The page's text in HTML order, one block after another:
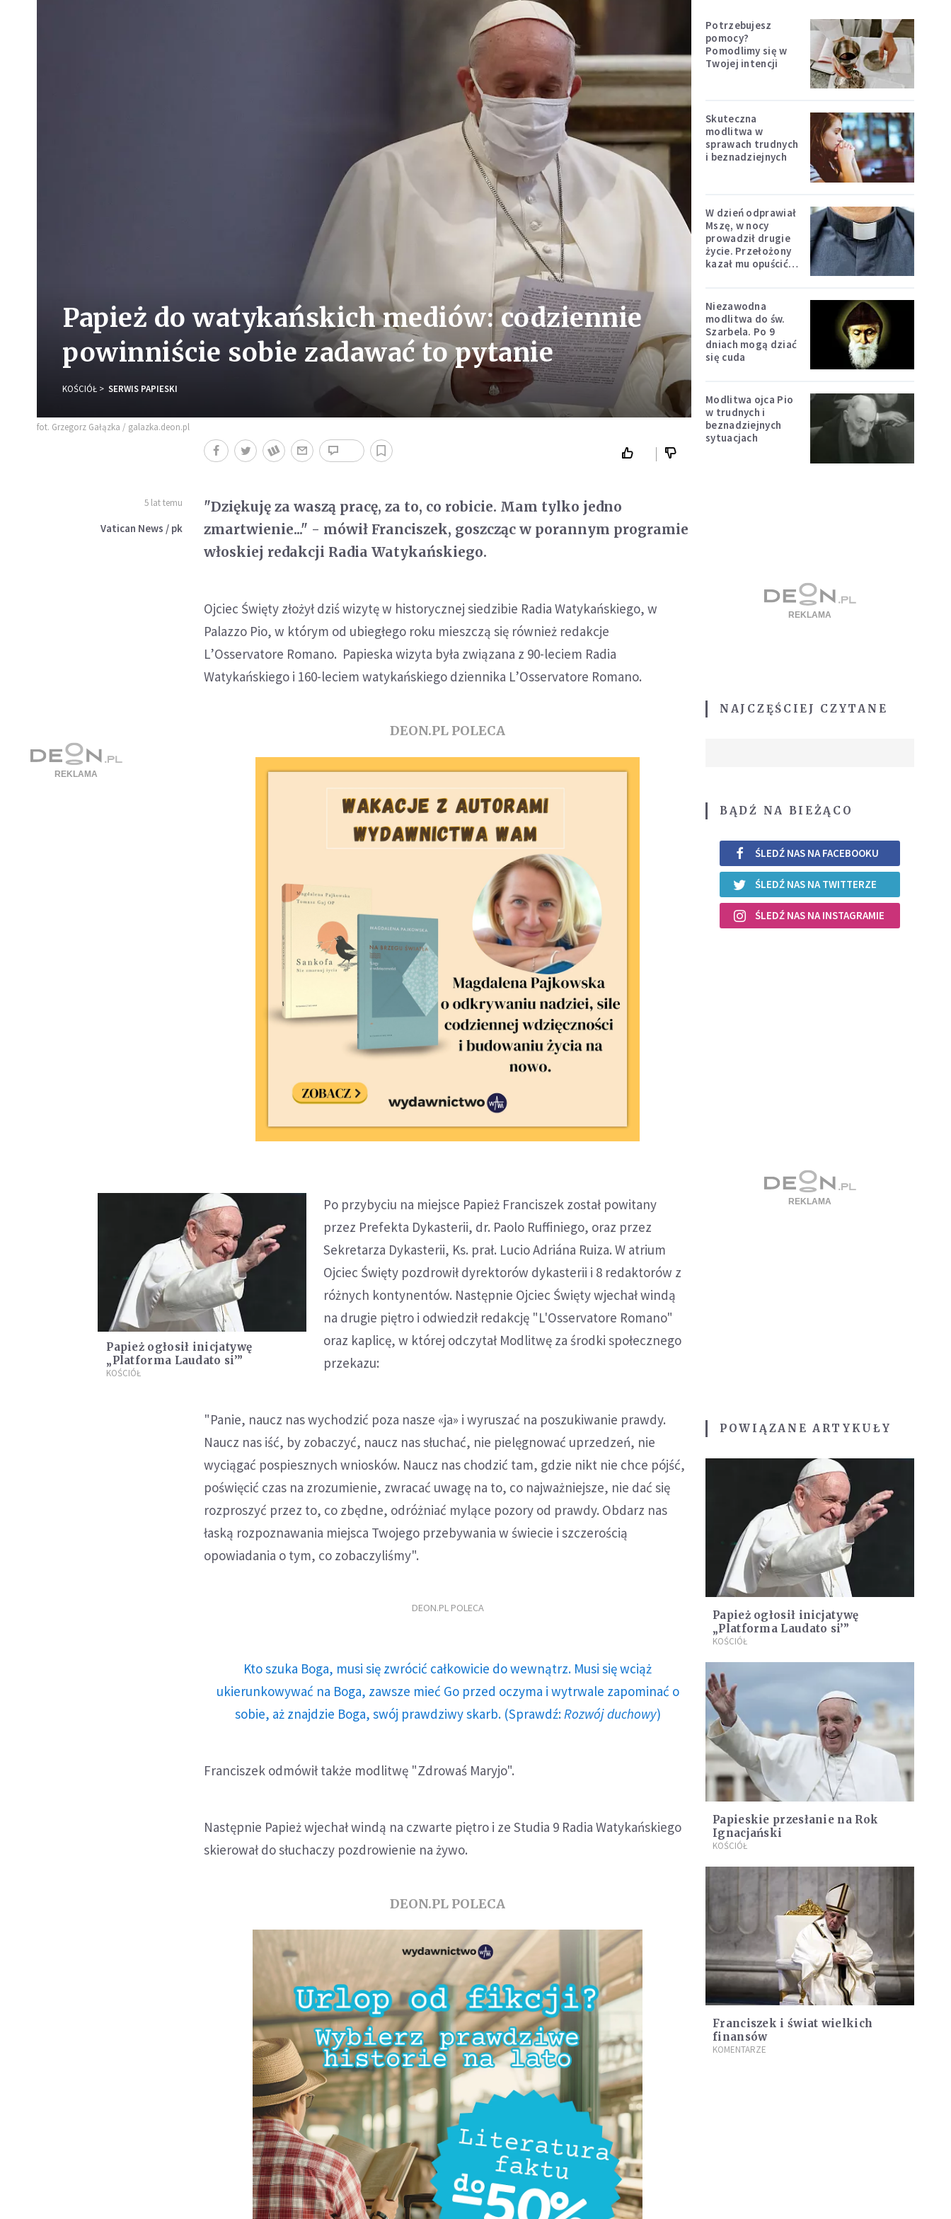
Papież do watykańskich mediów: codziennie
powinniście sobie zadawać to pytanie
KOŚCIÓŁ SERWIS PAPIESKI
fot. Grzegorz Gałązka / galazka.deon.pl
5 lat temu
Vatican News / pk
"Dziękuję za waszą pracę, za to, co robicie. Mam tylko jedno
zmartwienie..." - mówił Franciszek, goszcząc w porannym programie
włoskiej redakcji Radia Watykańskiego.
Ojciec Święty złożył dziś wizytę w historycznej siedzibie Radia Watykańskiego, w
Palazzo Pio, w którym od ubiegłego roku mieszczą się również redakcje
L’Osservatore Romano. Papieska wizyta była związana z 90-leciem Radia
Watykańskiego i 160-leciem watykańskiego dziennika L’Osservatore Romano.
DEON.PL POLECA
Papież ogłosił inicjatywę
„Platforma Laudato si’”
KOŚCIÓŁ
Po przybyciu na miejsce Papież Franciszek został powitany
przez Prefekta Dykasterii, dr. Paolo Ruffiniego, oraz przez
Sekretarza Dykasterii, Ks. prał. Lucio Adriána Ruiza. W atrium
Ojciec Święty pozdrowił dyrektorów dykasterii i 8 redaktorów z
różnych kontynentów. Następnie Ojciec Święty wjechał windą
na drugie piętro i odwiedził redakcję "L'Osservatore Romano"
oraz kaplicę, w której odczytał Modlitwę za środki społecznego
przekazu:
"Panie, naucz nas wychodzić poza nasze «ja» i wyruszać na poszukiwanie prawdy.
Naucz nas iść, by zobaczyć, naucz nas słuchać, nie pielęgnować uprzedzeń, nie
wyciągać pospiesznych wniosków. Naucz nas chodzić tam, gdzie nikt nie chce pójść,
poświęcić czas na zrozumienie, zwracać uwagę na to, co najważniejsze, nie dać się
rozproszyć przez to, co zbędne, odróżniać mylące pozory od prawdy. Obdarz nas
łaską rozpoznawania miejsca Twojego przebywania w świecie i szczerością
opowiadania o tym, co zobaczyliśmy".
DEON.PL POLECA
Kto szuka Boga, musi się zwrócić całkowicie do wewnątrz. Musi się wciąż
ukierunkowywać na Boga, zawsze mieć Go przed oczyma i wytrwale zapominać o
sobie, aż znajdzie Boga, swój prawdziwy skarb. (Sprawdź: Rozwój duchowy)
Franciszek odmówił także modlitwę "Zdrowaś Maryjo".
Następnie Papież wjechał windą na czwarte piętro i ze Studia 9 Radia Watykańskiego
skierował do słuchaczy pozdrowienie na żywo.
DEON.PL POLECA
Potrzebujesz
pomocy?
Pomodlimy się w
Twojej intencji
Skuteczna
modlitwa w
sprawach trudnych
i beznadziejnych
W dzień odprawiał
Mszę, w nocy
prowadził drugie
życie. Przełożony
kazał mu opuścić
Niezawodna
modlitwa do św.
Szarbela. Po 9
dniach mogą dziać
się cuda
Modlitwa ojca Pio
w trudnych i
beznadziejnych
sytuacjach
NAJCZĘŚCIEJ CZYTANE
BĄDŹ NA BIEŻĄCO
ŚLEDŹ NAS NA FACEBOOKU
ŚLEDŹ NAS NA TWITTERZE
ŚLEDŹ NAS NA INSTAGRAMIE
POWIĄZANE ARTYKUŁY
Papież ogłosił inicjatywę
„Platforma Laudato si’”
KOŚCIÓŁ
Papieskie przesłanie na Rok
Ignacjański
KOŚCIÓŁ
Franciszek i świat wielkich
finansów
KOMENTARZE